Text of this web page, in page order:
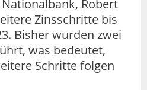
Robert
Zinsschritte bis
Bisher wurden zwei
was bedeutet,
Schritte folgen